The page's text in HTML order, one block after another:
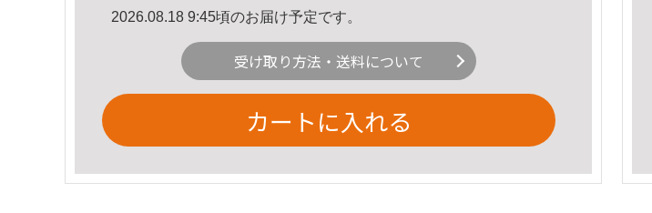
2026.08.18 9:45頃のお届け予定です。
受け取り方法・送料について
カートに入れる